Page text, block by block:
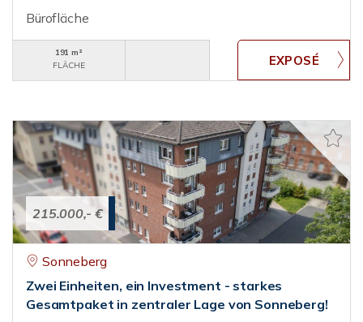
Bürofläche
191 m²
FLÄCHE
215.000,- €
Sonneberg
Zwei Einheiten, ein Investment - starkes
Gesamtpaket in zentraler Lage von Sonneberg!